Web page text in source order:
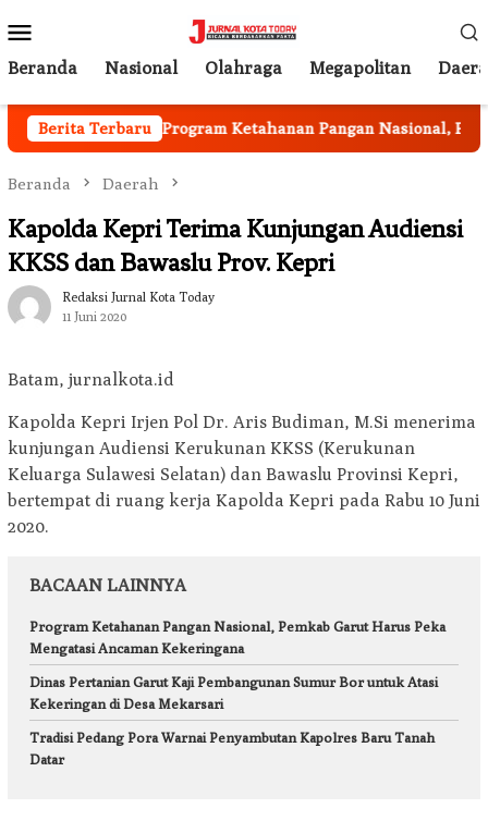
ke
kontenMobile
Beranda Nasional Olahraga Megapolitan
Berita Terbaru
Berjalan Program Ketahanan Pangan Nasional,
Beranda Daerah
Kapolda Kepri Terima Kunjungan Audiensi
KKSS dan Bawaslu Prov. Kepri
Redaksi Jurnal Kota Today
11 Juni 2020
Batam, jurnalkota.id
Kapolda Kepri Irjen Pol Dr. Aris Budiman, M.Si menerima
kunjungan Audiensi Kerukunan KKSS (Kerukunan
Keluarga Sulawesi Selatan) dan Bawaslu Provinsi Kepri,
bertempat di ruang kerja Kapolda Kepri pada Rabu 10 Juni
2020.
BACAAN LAINNYA
Program Ketahanan Pangan Nasional, Pemkab Garut Harus Peka
Mengatasi Ancaman Kekeringana
Dinas Pertanian Garut Kaji Pembangunan Sumur Bor untuk Atasi
Kekeringan di Desa Mekarsari
Tradisi Pedang Pora Warnai Penyambutan Kapolres Baru Tanah
Datar